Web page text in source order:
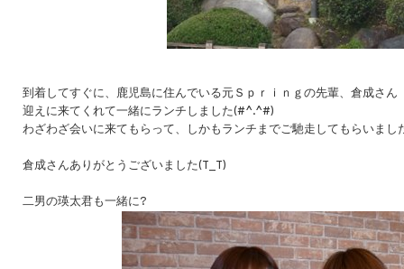
到着してすぐに、鹿児島に住んでいる元Ｓｐｒｉｎｇの先輩、倉成さん
迎えに来てくれて一緒にランチしました(#^.^#)
わざわざ会いに来てもらって、しかもランチまでご馳走してもらいまし
倉成さんありがとうございました(T_T)
二男の瑛太君も一緒に?